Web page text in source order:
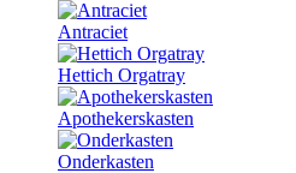
Antraciet
Hettich Orgatray
Apothekerskasten
Onderkasten